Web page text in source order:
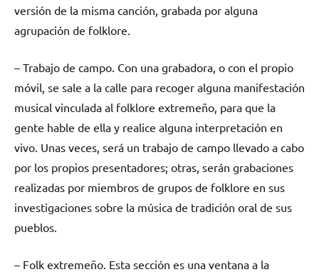
versión de la misma canción, grabada por alguna
agrupación de folklore.
– Trabajo de campo. Con una grabadora, o con el propio
móvil, se sale a la calle para recoger alguna manifestación
musical vinculada al folklore extremeño, para que la
gente hable de ella y realice alguna interpretación en
vivo. Unas veces, será un trabajo de campo llevado a cabo
por los propios presentadores; otras, serán grabaciones
realizadas por miembros de grupos de folklore en sus
investigaciones sobre la música de tradición oral de sus
pueblos.
– Folk extremeño. Esta sección es una ventana a la